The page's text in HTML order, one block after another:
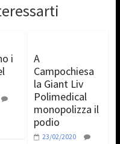
i
A
Campochiesa
la Giant Liv
Polimedical
monopolizza il
podio
23/02/2020